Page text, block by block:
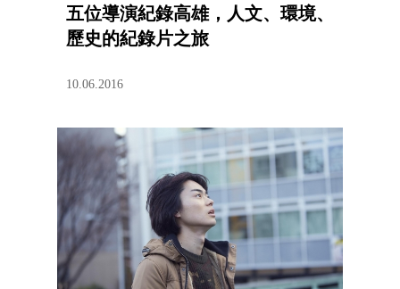
五位導演紀錄高雄，人文、環境、
歷史的紀錄片之旅
10.06.2016